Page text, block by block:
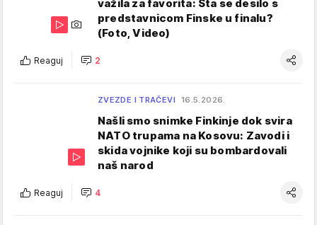
važila za favorita: Šta se desilo s
predstavnicom Finske u finalu?
(Foto, Video)
Reaguj 2
ZVEZDE I TRAČEVI 16.5.2026.
Našli smo snimke Finkinje dok svira
NATO trupama na Kosovu: Zavodi i
skida vojnike koji su bombardovali
naš narod
Reaguj 4